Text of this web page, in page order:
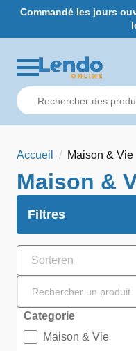
Commandé les jours
Accueil Maison & Vie
Maison &
Filtres
Sorteren
Categorie
Categorie
Maison & Vie